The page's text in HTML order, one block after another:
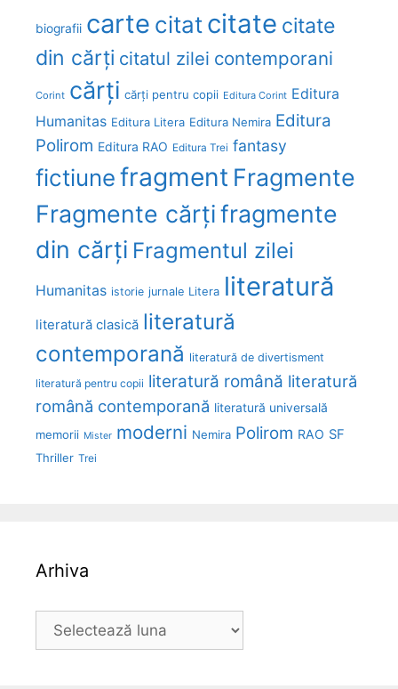
biografii carte citatcitate citate
din cărți citatul zilei contemporani
Corint cărți cărți pentru copii Editura Corint Editura
Humanitas Editura Litera Editura Nemira Editura
Polirom Editura RAO Editura Trei fantasy
fictiunefragment Fragmente
Fragmente cărțifragmente
din cărți Fragmentul zilei
Humanitas istorie jurnale Litera literatură
literatură clasică literatură
contemporană literatură de divertisment
literatură pentru copii literatură română literatură
română contemporană literatură universală
memorii Mister moderni Nemira Polirom RAO SF
Thriller Trei
Arhiva
Arhiva